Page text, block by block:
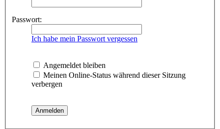
Passwort:
Ich habe mein Passwort vergessen
Angemeldet bleiben
Meinen Online-Status während dieser Sitzung
verbergen